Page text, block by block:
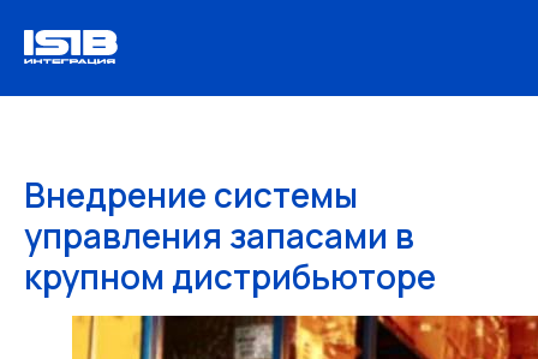
Внедрение системы
управления запасами в
крупном дистрибьюторе